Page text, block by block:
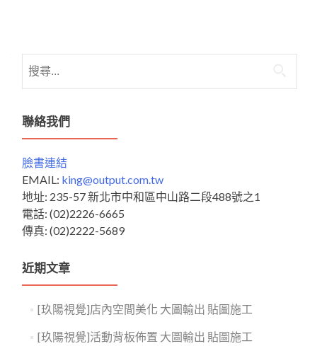
navigation
尋
鍵
字:
聯絡我們
臉書連結
EMAIL: king@output.com.tw
地址: 235-57 新北市中和區中山路二段488號之1
電話: (02)2226-6665
傳真: (02)2222-5689
近期文章
[玖陽視覺]店內空間美化 大圖輸出 貼圖施工
[玖陽視覺]活動背板佈置 大圖輸出 貼圖施工